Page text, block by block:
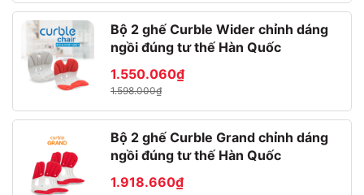
Bộ 2 ghế Curble Wider chỉnh dáng
ngồi đúng tư thế Hàn Quốc
1.550.060₫
1.598.000₫
Bộ 2 ghế Curble Grand chỉnh dáng
ngồi đúng tư thế Hàn Quốc
1.918.660₫